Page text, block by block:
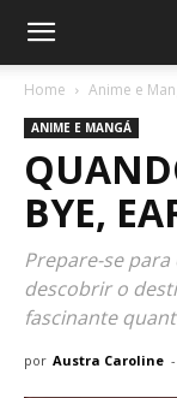
Home Anime e
ANIME E MANGÁ
BYE,
Prepare-se
descobrir o
fascinante
por Austra Caroline -